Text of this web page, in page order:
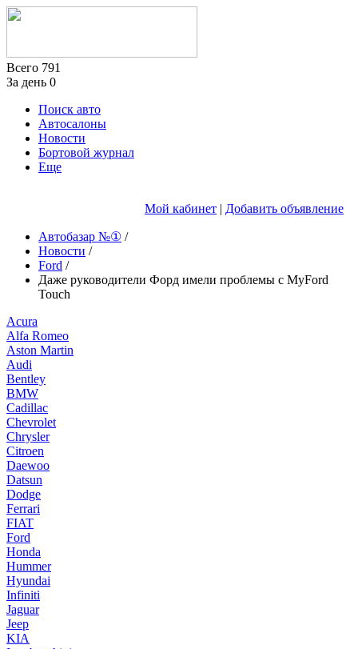
Всего 791
За день 0
Поиск авто
Автосалоны
Новости
Бортовой журнал
Еще
Мой кабинет | Добавить объявление
Автобазар №① /
Новости /
Ford /
Даже руководители Форд имели проблемы с MyFord
Touch
Acura
Alfa Romeo
Aston Martin
Audi
Bentley
BMW
Cadillac
Chevrolet
Chrysler
Citroen
Daewoo
Datsun
Dodge
Ferrari
FIAT
Ford
Honda
Hummer
Hyundai
Infiniti
Jaguar
Jeep
KIA